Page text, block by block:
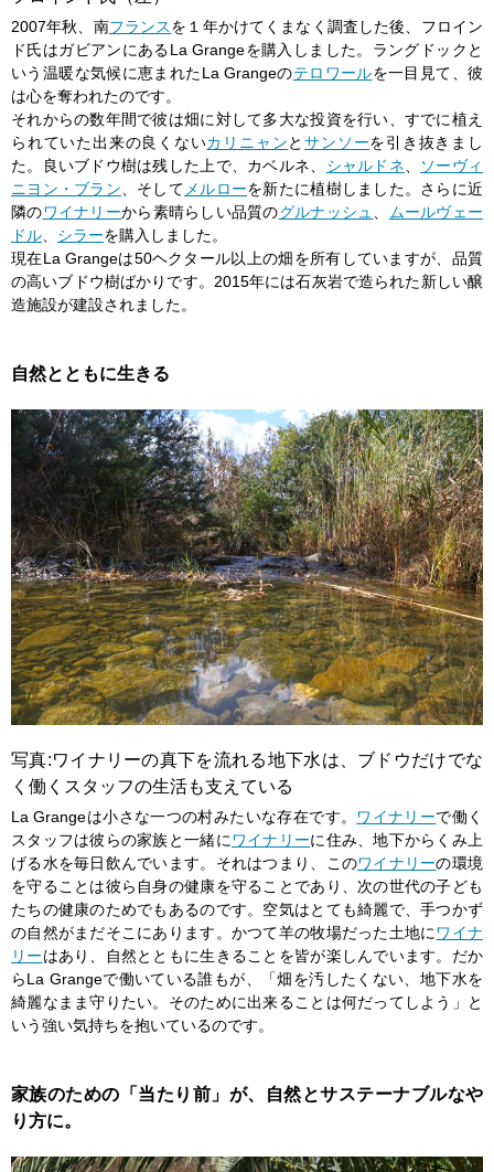
2007年秋、南フランスを１年かけてくまなく調査した後、フロイン
ド氏はガビアンにあるLa Grangeを購入しました。ラングドックと
いう温暖な気候に恵まれたLa Grangeのテロワールを一目見て、彼
は心を奪われたのです。
それからの数年間で彼は畑に対して多大な投資を行い、すでに植え
られていた出来の良くないカリニャンとサンソーを引き抜きまし
た。良いブドウ樹は残した上で、カベルネ、 シャルドネ、
ソーヴィ
ニヨン・ブラン、そしてメルローを新たに植樹しました。さらに近
隣のワイナリーから素晴らしい品質のグルナッシュ、 ムールヴェー
ドル、 シラーを購入しました。
現在La Grangeは50ヘクタール以上の畑を所有していますが、品質
の高いブドウ樹ばかりです。2015年には石灰岩で造られた新しい醸
造施設が建設されました。
自然とともに生きる
写真:ワイナリーの真下を流れる地下水は、ブドウだけでな
く働くスタッフの生活も支えている
La Grangeは小さな一つの村みたいな存在です。 ワイナリーで働く
スタッフは彼らの家族と一緒にワイナリーに住み、地下からくみ上
げる水を毎日飲んでいます。それはつまり、このワイナリーの環境
を守ることは彼ら自身の健康を守ることであり、次の世代の子ども
たちの健康のためでもあるのです。空気はとても綺麗で、手つかず
の自然がまだそこにあります。かつて羊の牧場だった土地にワイナ
リーはあり、自然とともに生きることを皆が楽しんでいます。だか
らLa Grangeで働いている誰もが、「畑を汚したくない、地下水を
綺麗なまま守りたい。そのために出来ることは何だってしよう」と
いう強い気持ちを抱いているのです。
家族のための「当たり前」が、自然とサステーナブルなや
り方に。